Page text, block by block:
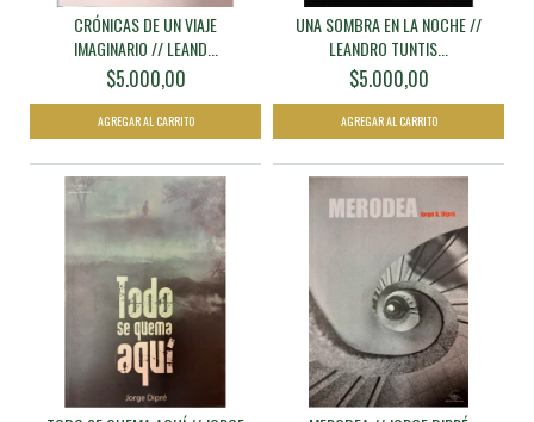
CRÓNICAS DE UN VIAJE
IMAGINARIO // LEAND...
$5.000,00
UNA SOMBRA EN LA NOCHE //
LEANDRO TUNTIS...
$5.000,00